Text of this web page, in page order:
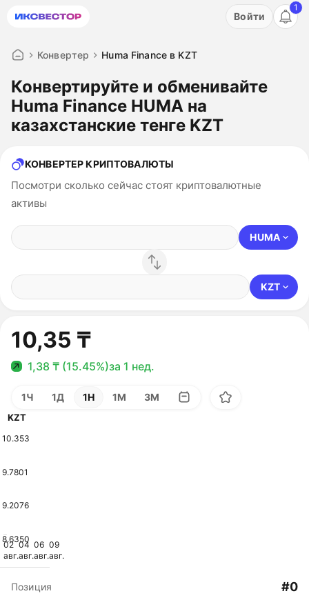
Акция: бесплатный пробный период на 3 дня!
Войти
1
Конвертер Huma Finance в KZT
Конвертируйте и обменивайте
Huma Finance HUMA на
казахстанские тенге KZT
КОНВЕРТЕР КРИПТОВАЛЮТЫ
Посмотри сколько сейчас стоят криптовалютные
активы
HUMA
KZT
10,35 ₸
1,38 ₸ (15.45%)за 1 нед.
1Ч 1Д 1Н 1М 3М
02
авг.
04
авг.
06
авг.
09
авг.
KZT
10.353
9.7801
9.2076
8.6350
Позиция #0